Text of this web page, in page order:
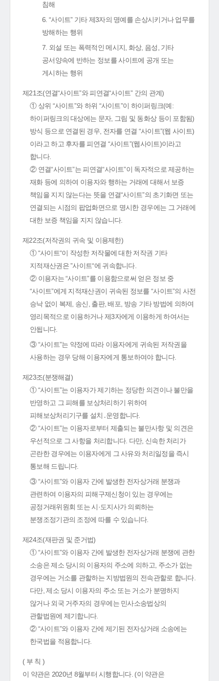
침해
6. “사이트” 기타 제3자의 명예를 손상시키거나 업무를
방해하는 행위
7. 외설 또는 폭력적인 메시지, 화상, 음성, 기타
공서양속에 반하는 정보를 사이트에 공개 또는
게시하는 행위
제21조(연결“사이트”와 피연결“사이트” 간의 관계)
① 상위 “사이트”와 하위 “사이트”이 하이퍼링크(예:
하이퍼링크의 대상에는 문자, 그림 및 동화상 등이 포함됨)
방식 등으로 연결된 경우, 전자를 연결 “사이트”(웹 사이트)
이라고 하고 후자를 피연결 “사이트”(웹사이트)이라고
합니다.
② 연결“사이트”는 피연결“사이트”이 독자적으로 제공하는
재화 등에 의하여 이용자와 행하는 거래에 대해서 보증
책임을 지지 않는다는 뜻을 연결“사이트”의 초기화면 또는
연결되는 시점의 팝업화면으로 명시한 경우에는 그 거래에
대한 보증 책임을 지지 않습니다.
제22조(저작권의 귀속 및 이용제한)
① “사이트“이 작성한 저작물에 대한 저작권 기타
지적재산권은 ”사이트“에 귀속합니다.
② 이용자는 “사이트”를 이용함으로써 얻은 정보 중
“사이트”에게 지적재산권이 귀속된 정보를 “사이트”의 사전
승낙 없이 복제, 송신, 출판, 배포, 방송 기타 방법에 의하여
영리목적으로 이용하거나 제3자에게 이용하게 하여서는
안됩니다.
③ “사이트”는 약정에 따라 이용자에게 귀속된 저작권을
사용하는 경우 당해 이용자에게 통보하여야 합니다.
제23조(분쟁해결)
① “사이트”는 이용자가 제기하는 정당한 의견이나 불만을
반영하고 그 피해를 보상처리하기 위하여
피해보상처리기구를 설치․운영합니다.
② “사이트”는 이용자로부터 제출되는 불만사항 및 의견은
우선적으로 그 사항을 처리합니다. 다만, 신속한 처리가
곤란한 경우에는 이용자에게 그 사유와 처리일정을 즉시
통보해 드립니다.
③ “사이트”와 이용자 간에 발생한 전자상거래 분쟁과
관련하여 이용자의 피해구제신청이 있는 경우에는
공정거래위원회 또는 시·도지사가 의뢰하는
분쟁조정기관의 조정에 따를 수 있습니다.
제24조(재판권 및 준거법)
① “사이트”와 이용자 간에 발생한 전자상거래 분쟁에 관한
소송은 제소 당시의 이용자의 주소에 의하고, 주소가 없는
경우에는 거소를 관할하는 지방법원의 전속관할로 합니다.
다만, 제소 당시 이용자의 주소 또는 거소가 분명하지
않거나 외국 거주자의 경우에는 민사소송법상의
관할법원에 제기합니다.
② “사이트”와 이용자 간에 제기된 전자상거래 소송에는
한국법을 적용합니다.
( 부 칙 )
이 약관은 2020년 8월부터 시행합니다. (이 약관은